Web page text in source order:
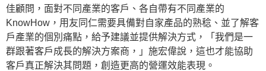
佳顧問，面對不同產業的客戶、各自帶有不同產業的
KnowHow，用友同仁需要具備對自家產品的熟稔、並了解客
戶產業的個別痛點，給予建議並提供解決方式，「我們是一
群跟著客戶成長的解決方案商，」施宏偉說，這也才能協助
客戶真正解決其問題，創造更高的營運效能表現。